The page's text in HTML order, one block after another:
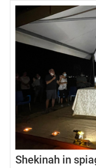
Shekinah in